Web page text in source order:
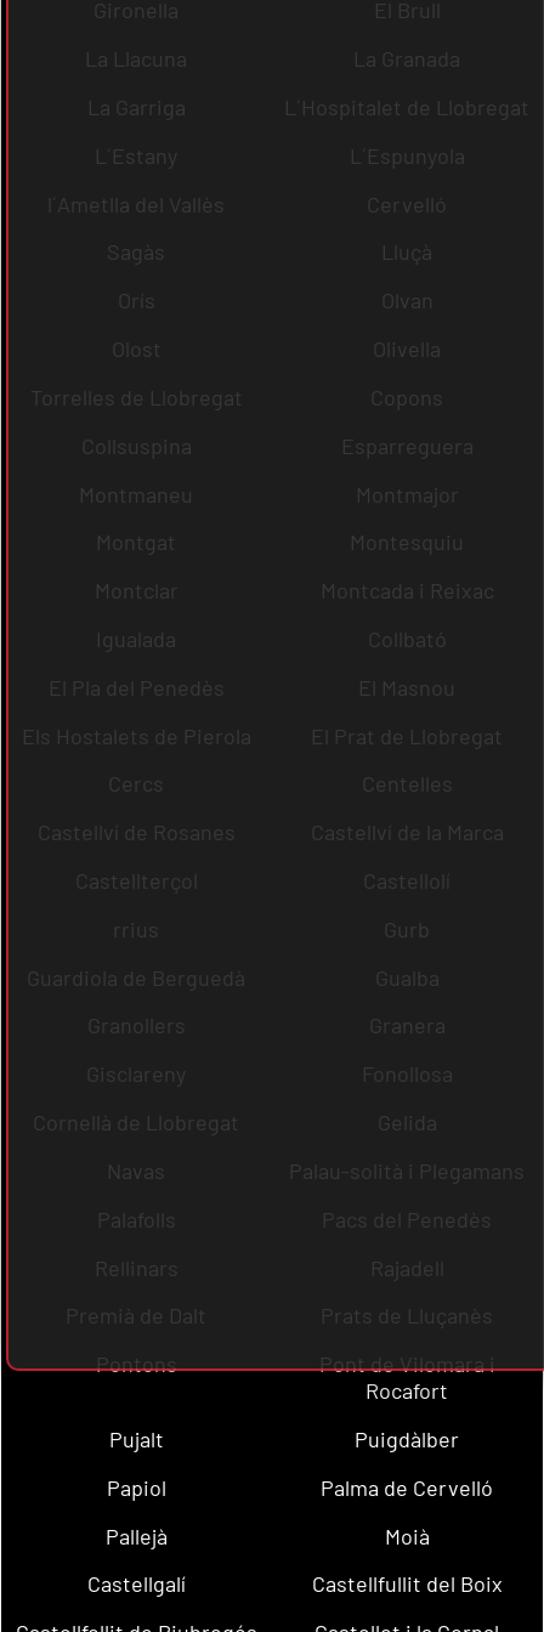
Gironella
El Brull
La Llacuna
La Granada
La Garriga
L´Hospitalet de Llobregat
L´Estany
L´Espunyola
l´Ametlla del Vallès
Cervelló
Sagàs
Lluçà
Orís
Olvan
Olost
Olivella
Torrelles de Llobregat
Copons
Collsuspina
Esparreguera
Montmaneu
Montmajor
Montgat
Montesquiu
Montclar
Montcada i Reixac
Igualada
Collbató
El Pla del Penedès
El Masnou
Els Hostalets de Pierola
El Prat de Llobregat
Cercs
Centelles
Castellví de Rosanes
Castellví de la Marca
Castellterçol
Castellolí
rrius
Gurb
Guardiola de Berguedà
Gualba
Granollers
Granera
Gisclareny
Fonollosa
Cornellà de Llobregat
Gelida
Navas
Palau-solità i Plegamans
Palafolls
Pacs del Penedès
Rellinars
Rajadell
Premià de Dalt
Prats de Lluçanès
Pontons
Pont de Vilomara i
Rocafort
Pujalt
Puigdàlber
Papiol
Palma de Cervelló
Pallejà
Moià
Castellgalí
Castellfullit del Boix